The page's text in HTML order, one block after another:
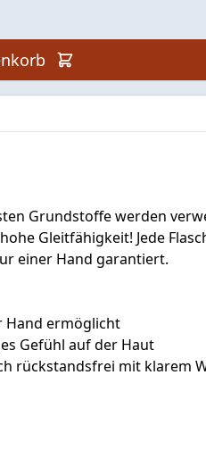
Grundstoffe werden
Gleitfähigkeit! Jede
einer Hand garantiert.
Hand ermöglicht
Gefühl auf der Haut
rückstandsfrei mit klarem